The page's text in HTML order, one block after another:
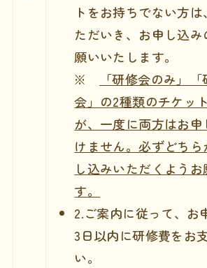
トをお持ちでない方
ただいき、お申し込
願いいたします。
※
「研修会のみ」
会」の2種類のチケッ
が、一度に両方はお
けません。必ずどちら
し込みいただくよう
す。
2.ご案内に従って、お
3日以内に研修費をお
い。